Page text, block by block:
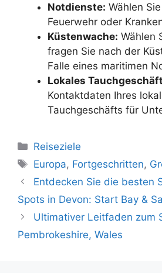
Notdienste: Wählen
Feuerwehr oder
Küstenwache: Wählen
fragen Sie nach der
Falle eines maritimen
Lokales
Kontaktdaten Ihres
Tauchgeschäfts für
Kategorien
Reiseziele
Schlagwörter
Europa, Fortgeschritten,
Entdecken Sie die besten
Spots in Devon: Start Bay &
Ultimativer Leitfaden zum
Pembrokeshire, Wales